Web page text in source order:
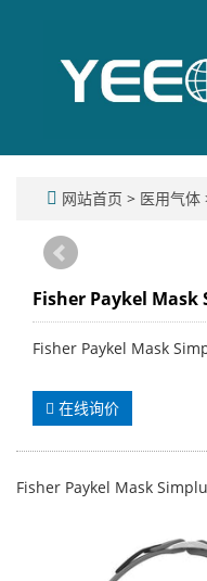
网站首页 > 医用气体
Fisher Paykel Mask
Fisher Paykel Mask
在线询价
Fisher Paykel Mask